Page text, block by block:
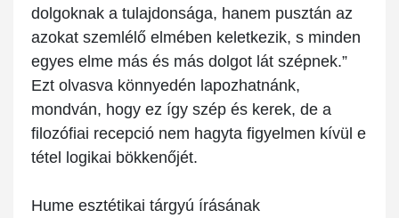
dolgoknak a tulajdonsága, hanem pusztán az
azokat szemlélő elmében keletkezik, s minden
egyes elme más és más dolgot lát szépnek.”
Ezt olvasva könnyedén lapozhatnánk,
mondván, hogy ez így szép és kerek, de a
filozófiai recepció nem hagyta figyelmen kívül e
tétel logikai bökkenőjét.
Hume esztétikai tárgyú írásának